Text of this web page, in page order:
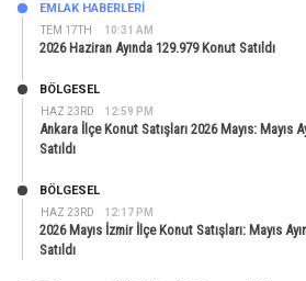
TEM 17TH 10:31 AM
EMLAK HABERLERI
2026 Haziran Ayında 129.979 Konut Satıldı
HAZ 23RD 12:59 PM
BÖLGESEL
Ankara İlçe Konut Satışları 2026 Mayıs: Mayıs
Satıldı
HAZ 23RD 12:17 PM
BÖLGESEL
2026 Mayıs İzmir İlçe Konut Satışları: Mayıs
Satıldı